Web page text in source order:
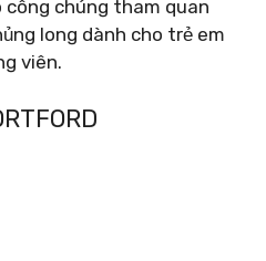
chúng tham quan
long dành cho trẻ em
viên.